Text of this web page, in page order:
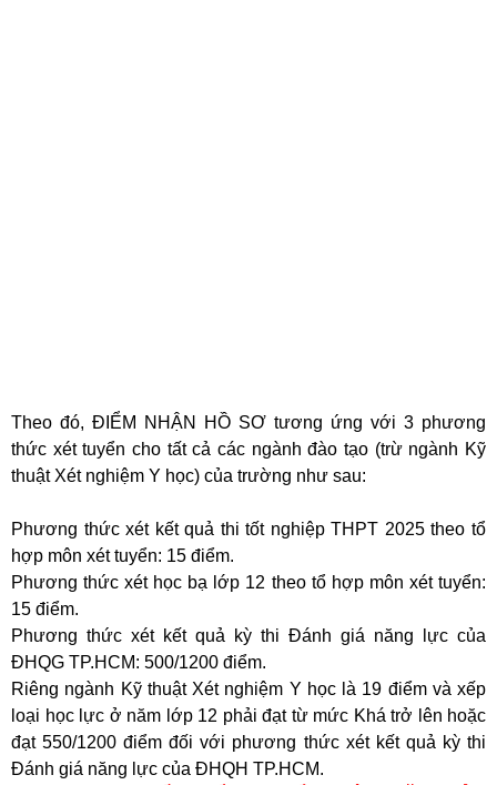
Theo đó, ĐIỂM NHẬN HỒ SƠ tương ứng với 3 phương
thức xét tuyển cho tất cả các ngành đào tạo (trừ ngành Kỹ
thuật Xét nghiệm Y học) của trường như sau:
Phương thức xét kết quả thi tốt nghiệp THPT 2025 theo tổ
hợp môn xét tuyển: 15 điểm.
Phương thức xét học bạ lớp 12 theo tổ hợp môn xét tuyển:
15 điểm.
Phương thức xét kết quả kỳ thi Đánh giá năng lực của
ĐHQG TP.HCM: 500/1200 điểm.
Riêng ngành Kỹ thuật Xét nghiệm Y học là 19 điểm và xếp
loại học lực ở năm lớp 12 phải đạt từ mức Khá trở lên hoặc
đạt 550/1200 điểm đối với phương thức xét kết quả kỳ thi
Đánh giá năng lực của ĐHQH TP.HCM.